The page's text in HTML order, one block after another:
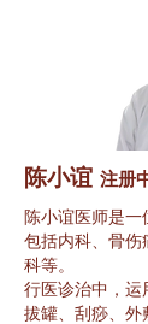
陈小谊 注册
陈小谊医师是
包括内科、骨伤
科等。
行医诊治中，运
拔罐、刮痧、外